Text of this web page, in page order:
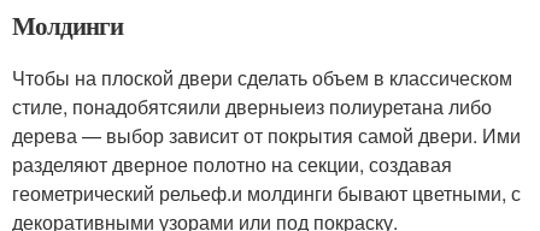
Молдинги
Чтобы на плоской двери сделать объем в классическом
стиле, понадобятсяили дверныеиз полиуретана либо
дерева — выбор зависит от покрытия самой двери. Ими
разделяют дверное полотно на секции, создавая
геометрический рельеф.и молдинги бывают цветными, с
декоративными узорами или под покраску.